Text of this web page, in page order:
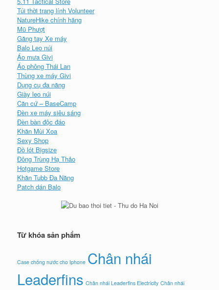
Túi thời trang lính Volunteer
NatureHike chính hãng
Mũ Phượt
Găng tay Xe máy
Balo Leo núi
Áo mưa Givi
Áo phông Thái Lan
Thùng xe máy Givi
Dụng cụ đa năng
Giày leo núi
Căn cứ – BaseCamp
Đèn xe máy siêu sáng
Đèn bàn độc đáo
Khăn Mùi Xoa
Sexy Shop
Đồ lót Bigsize
Đông Trùng Hạ Thảo
Hotgame Store
Khăn Tubb Đa Năng
Patch dán Balo
Từ khóa sản phẩm
Case chống nước cho Iphone Chân nhái
Leaderfins Chân nhái Leaderfins Electricity Chân nhái